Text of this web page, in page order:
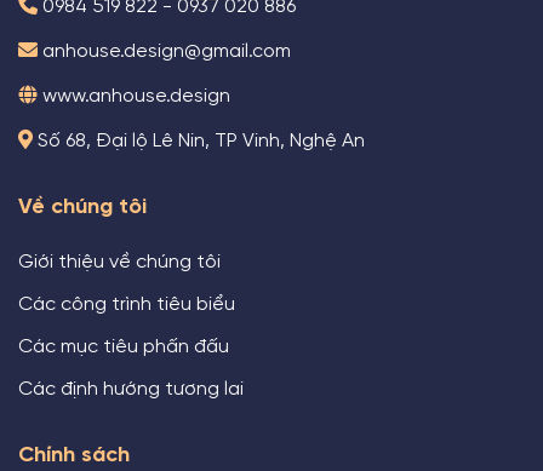
0984 519 822 - 0937 020 886
anhouse.design@gmail.com
www.anhouse.design
Số 68, Đại lộ Lê Nin, TP Vinh, Nghệ An
Về chúng tôi
Giới thiệu về chúng tôi
Các công trình tiêu biểu
Các mục tiêu phấn đấu
Các định hướng tương lai
Chính sách